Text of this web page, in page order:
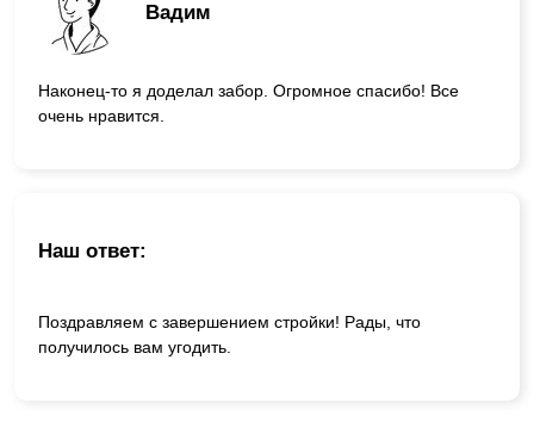
Вадим
Наконец-то я доделал забор. Огромное спасибо! Все
очень нравится.
Наш ответ:
Поздравляем с завершением стройки! Рады, что
получилось вам угодить.